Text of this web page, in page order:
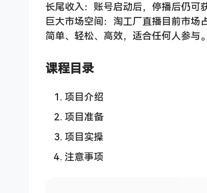
长尾收入：账号启动后，停播后仍可
巨大市场空间：淘工厂直播目前市场
简单、轻松、高效，适合任何人参与。
课程目录
项目介绍
项目准备
项目实操
注意事项